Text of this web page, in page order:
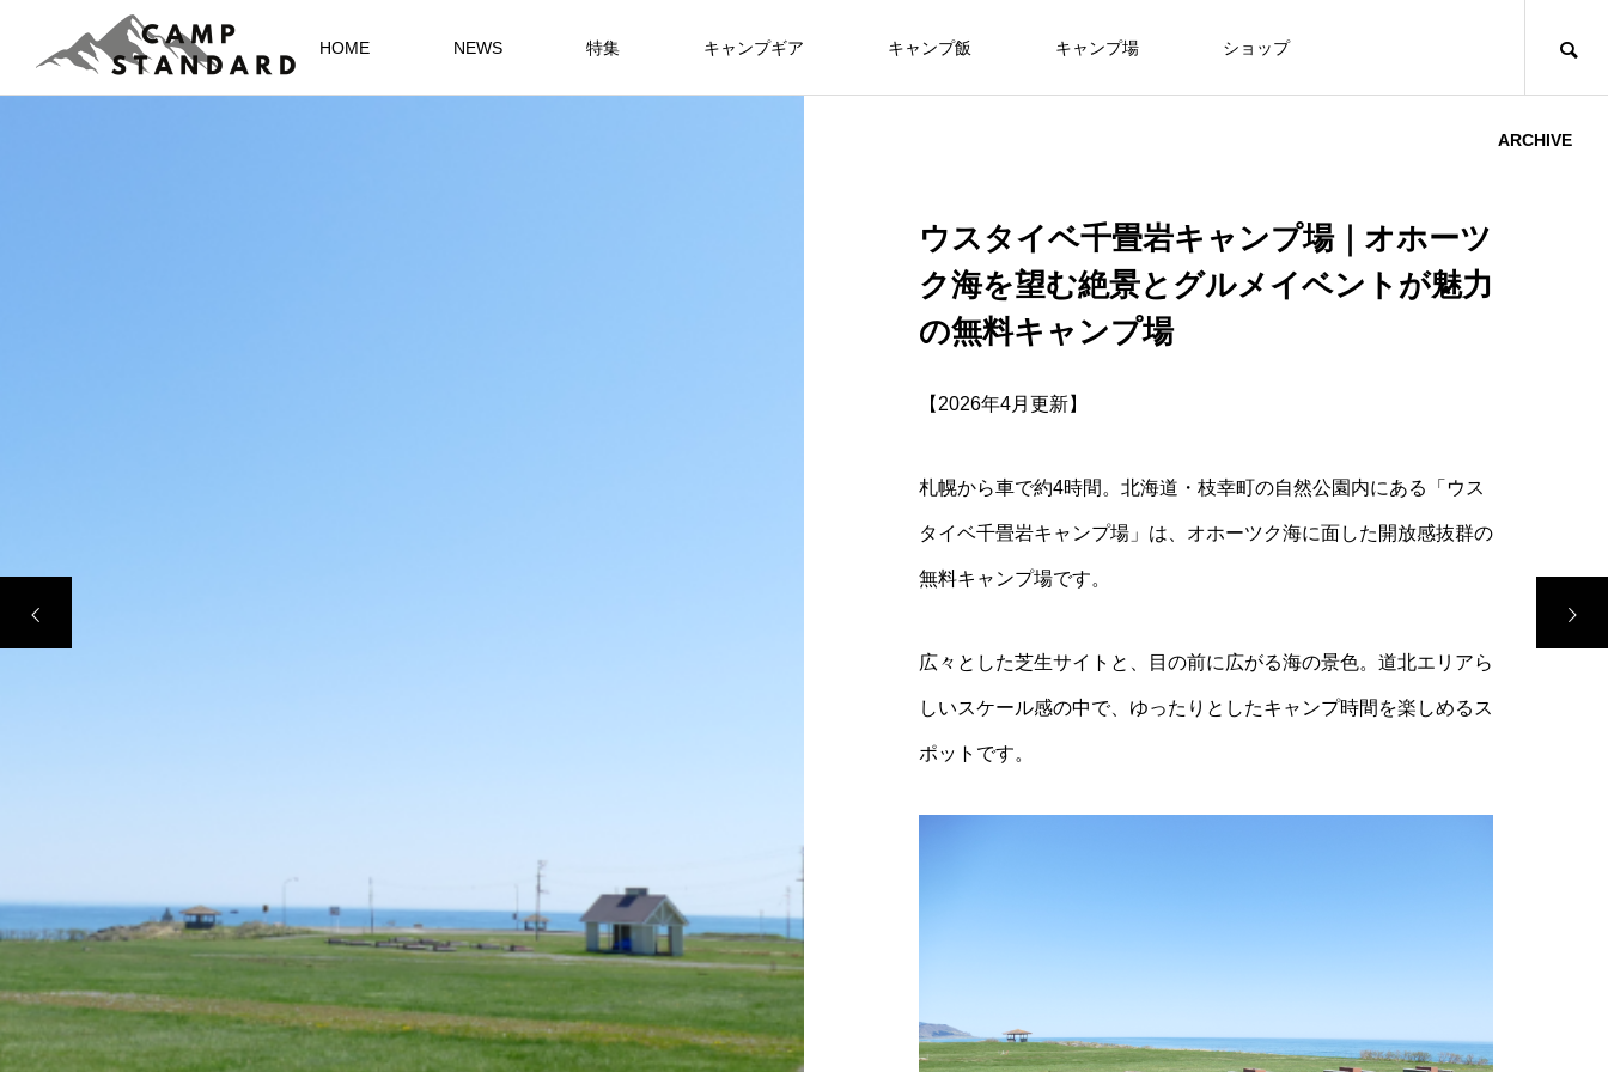
HOME NEWS 特集 キャンプギア キャンプ飯 キャンプ場 ショップ
ウスタイベ千畳岩キャンプ場｜オホーツ
ク海を望む絶景とグルメイベントが魅力
の無料キャンプ場
【2026年4月更新】
札幌から車で約4時間。北海道・枝幸町の自然公園内にある「ウス
タイベ千畳岩キャンプ場」は、オホーツク海に面した開放感抜群の
無料キャンプ場です。
広々とした芝生サイトと、目の前に広がる海の景色。道北エリアら
しいスケール感の中で、ゆったりとしたキャンプ時間を楽しめるス
ポットです。
ARCHIVE